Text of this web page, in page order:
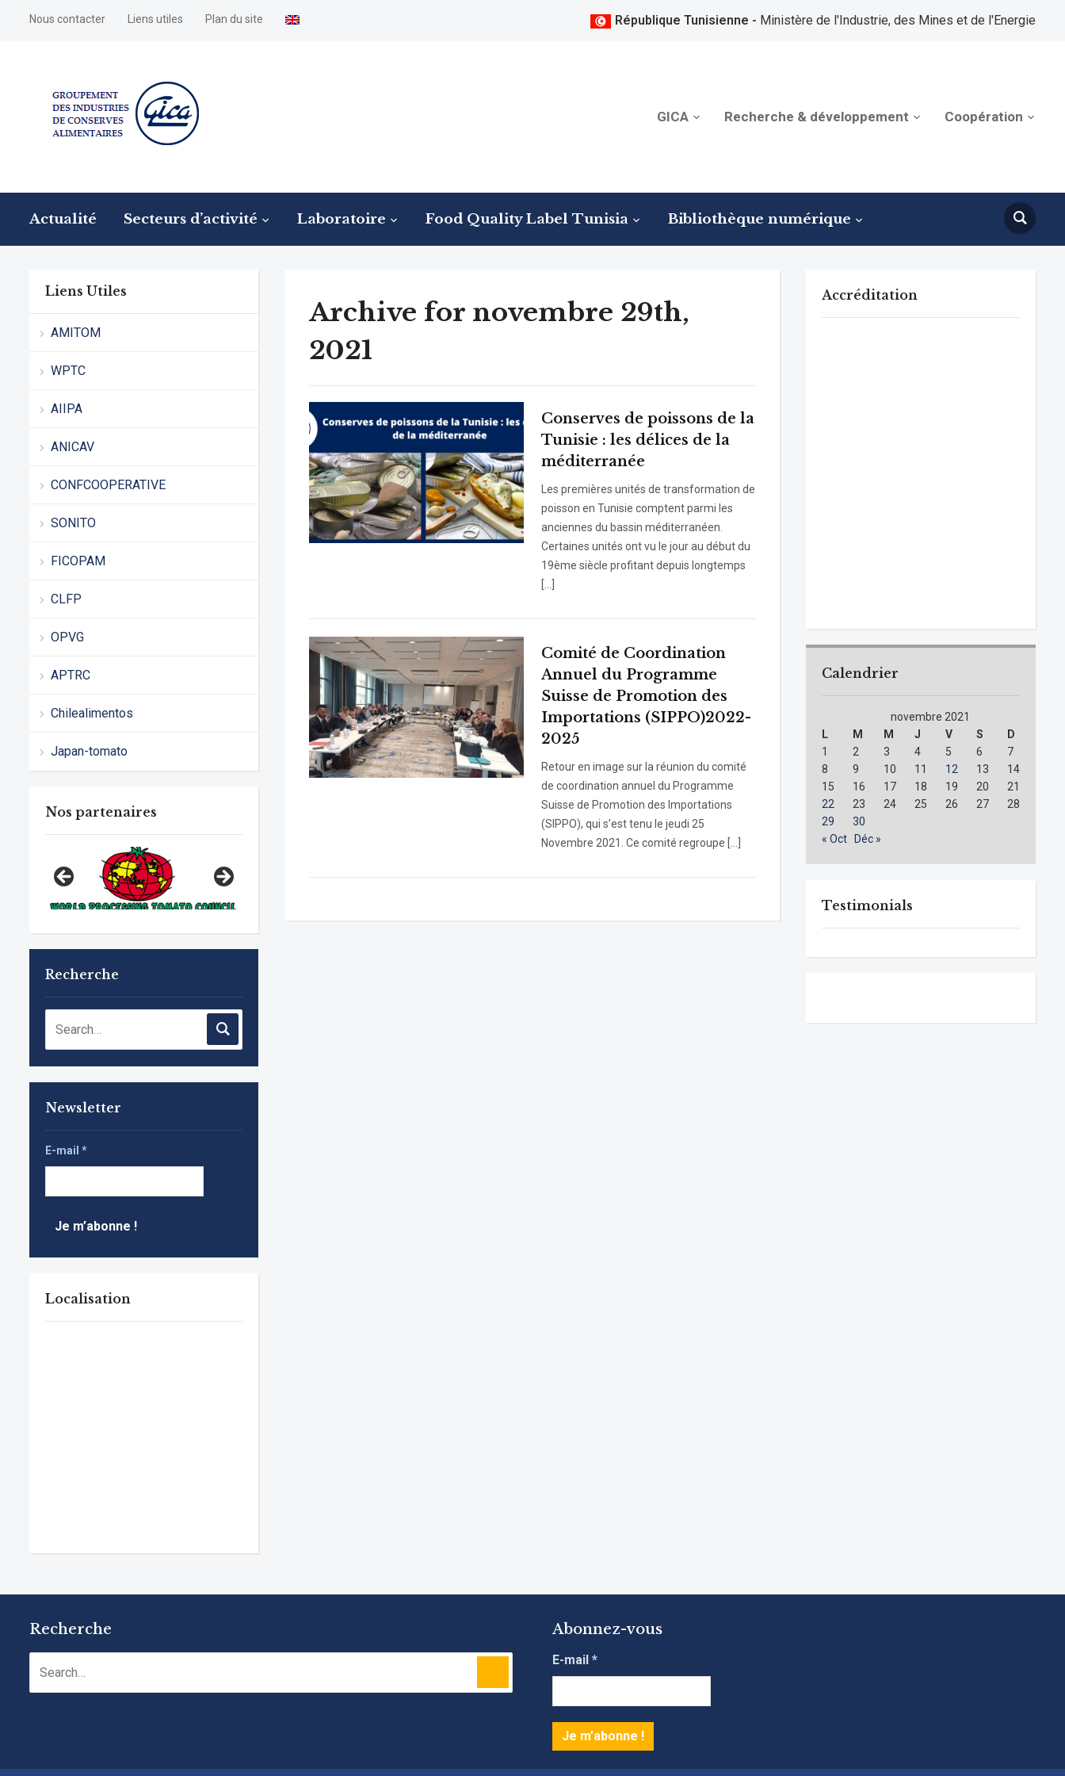
Nous contacter Liens utiles Plan du site République Tunisienne - Ministère de l'Industrie, des Mines et de l'Energie
GICA Recherche & développement Coopération
Actualité Secteurs d’activité Laboratoire Food Quality Label Tunisia Bibliothèque numérique
Liens Utiles
AMITOM
WPTC
AIIPA
ANICAV
CONFCOOPERATIVE
SONITO
FICOPAM
CLFP
OPVG
APTRC
Chilealimentos
Japan-tomato
Nos partenaires
Recherche
Newsletter
E-mail *
Localisation
Archive for novembre 29th,
2021
Conserves de poissons de la
Tunisie : les délices de la
méditerranée
Les premières unités de transformation de
poisson en Tunisie comptent parmi les
anciennes du bassin méditerranéen.
Certaines unités ont vu le jour au début du
19ème siècle profitant depuis longtemps
Comité de Coordination
Annuel du Programme
Suisse de Promotion des
Importations (SIPPO)2022-
2025
Retour en image sur la réunion du comité
de coordination annuel du Programme
Suisse de Promotion des Importations
(SIPPO), qui s’est tenu le jeudi 25
Novembre 2021. Ce comité regroupe […]
Accréditation
Calendrier
novembre 2021
L
M M J V S
D
1
2 3 4 5 6
7
8
9 10 11 12 13
14
15
16 17 18 19 20
21
22
23 24 25 26 27
28
29
30
« Oct
Déc »
Testimonials
Recherche Abonnez-vous
E-mail*